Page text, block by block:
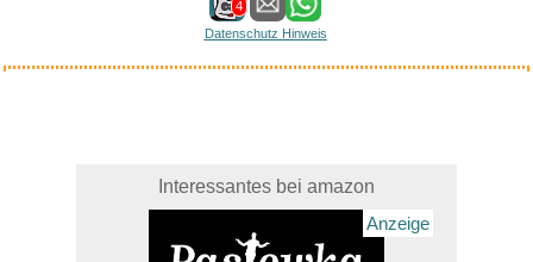
4
Datenschutz Hinweis
Interessantes bei amazon
Anzeige